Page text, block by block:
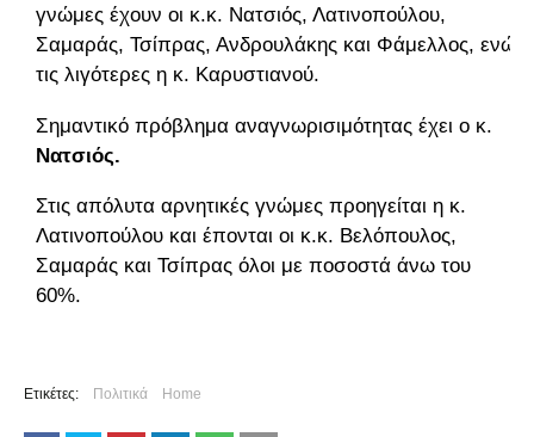
γνώμες έχουν οι κ.κ. Νατσιός, Λατινοπούλου,
Σαμαράς, Τσίπρας, Ανδρουλάκης και Φάμελλος, ενώ
τις λιγότερες η κ. Καρυστιανού.
Σημαντικό πρόβλημα αναγνωρισιμότητας έχει ο κ.
Νατσιός.
Στις απόλυτα αρνητικές γνώμες προηγείται η κ.
Λατινοπούλου και έπονται οι κ.κ. Βελόπουλος,
Σαμαράς και Τσίπρας όλοι με ποσοστά άνω του
60%.
Ετικέτες: Πολιτικά Home